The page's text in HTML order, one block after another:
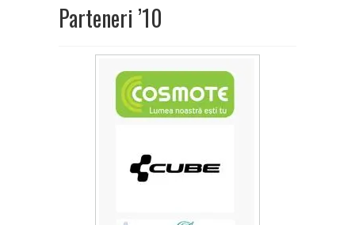
Parteneri ’10